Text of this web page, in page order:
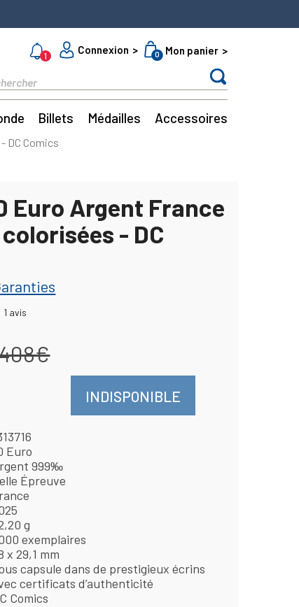
1
Connexion 0 Mon panier
Billets Médailles Accessoires
DC Comics
Euro Argent France
- DC
1 avis
INDISPONIBLE
Euro
999‰
Épreuve
g
exemplaires
x 29,1 mm
capsule dans de prestigieux écrins
certificats d’authenticité
Comics